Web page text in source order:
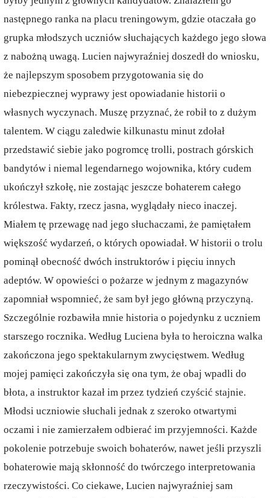
następnego ranka na placu treningowym, gdzie otaczała go
grupka młodszych uczniów słuchających każdego jego słowa
z nabożną uwagą. Lucien najwyraźniej doszedł do wniosku,
że najlepszym sposobem przygotowania się do
niebezpiecznej wyprawy jest opowiadanie historii o
własnych wyczynach. Muszę przyznać, że robił to z dużym
talentem. W ciągu zaledwie kilkunastu minut zdołał
przedstawić siebie jako pogromcę trolli, postrach górskich
bandytów i niemal legendarnego wojownika, który cudem
ukończył szkołę, nie zostając jeszcze bohaterem całego
królestwa. Fakty, rzecz jasna, wyglądały nieco inaczej.
Miałem tę przewagę nad jego słuchaczami, że pamiętałem
większość wydarzeń, o których opowiadał. W historii o trolu
pominął obecność dwóch instruktorów i pięciu innych
adeptów. W opowieści o pożarze w jednym z magazynów
zapomniał wspomnieć, że sam był jego główną przyczyną.
Szczególnie rozbawiła mnie historia o pojedynku z uczniem
starszego rocznika. Według Luciena była to heroiczna walka
zakończona jego spektakularnym zwycięstwem. Według
mojej pamięci zakończyła się ona tym, że obaj wpadli do
błota, a instruktor kazał im przez tydzień czyścić stajnie.
Młodsi uczniowie słuchali jednak z szeroko otwartymi
oczami i nie zamierzałem odbierać im przyjemności. Każde
pokolenie potrzebuje swoich bohaterów, nawet jeśli przyszli
bohaterowie mają skłonność do twórczego interpretowania
rzeczywistości. Co ciekawe, Lucien najwyraźniej sam